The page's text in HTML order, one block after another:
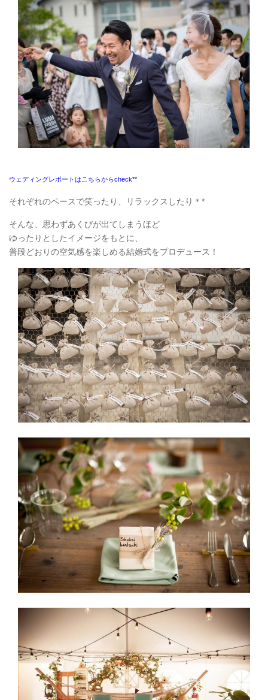
ウェディングレポートはこちらからcheck**
それぞれのペースで笑ったり、リラックスしたり＊*
そんな、思わずあくびが出てしまうほど
ゆったりとしたイメージをもとに、
普段どおりの空気感を楽しめる結婚式をプロデュース！